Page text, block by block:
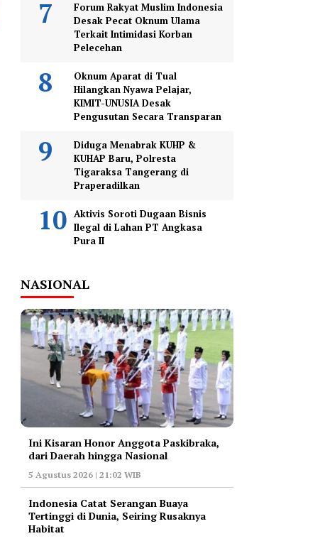
Forum Rakyat Muslim Indonesia
Desak Pecat Oknum Ulama
Terkait Intimidasi Korban
Pelecehan
Oknum Aparat di Tual
Hilangkan Nyawa Pelajar,
KIMIT-UNUSIA Desak
Pengusutan Secara Transparan
Diduga Menabrak KUHP &
KUHAP Baru, Polresta
Tigaraksa Tangerang di
Praperadilkan
Aktivis Soroti Dugaan Bisnis
Ilegal di Lahan PT Angkasa
Pura II
NASIONAL
Ini Kisaran Honor Anggota Paskibraka,
dari Daerah hingga Nasional
5 Agustus 2026 | 21:02 WIB
Indonesia Catat Serangan Buaya
Tertinggi di Dunia, Seiring Rusaknya
Habitat